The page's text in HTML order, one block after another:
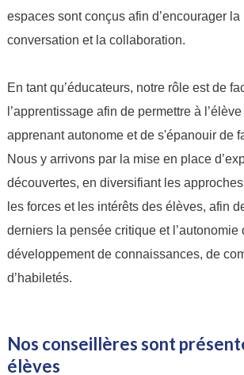
espaces sont conçus afin d’encourager la
conversation et la collaboration.
En tant qu’éducateurs, notre rôle est de
l’apprentissage afin de permettre à
apprenant autonome et de s'épanouir de
Nous y arrivons par la mise en place
découvertes, en diversifiant les
les forces et les intérêts des élèves, afin
derniers la pensée critique et l’autonomie
développement de connaissances, de
d’habiletés.
Nos conseillères sont
élèves